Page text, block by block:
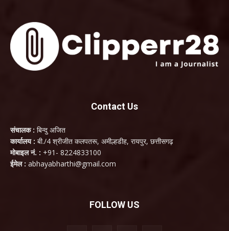
Contact Us
संचालक : बिन्दु अजित
कार्यालय : बी./4 श्रीजीत कलपतरू, अमील्हडीह, रायपुर, छत्तीसगढ़
मोबाइल नं. : +91- 8224833100
ईमेल : abhayabharthi@gmail.com
FOLLOW US